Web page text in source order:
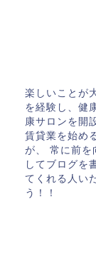
楽しいことが
を経験し、健
康サロンを開
賃貸業を始め
が、 常に前を
してブログを
てくれる人い
う！！